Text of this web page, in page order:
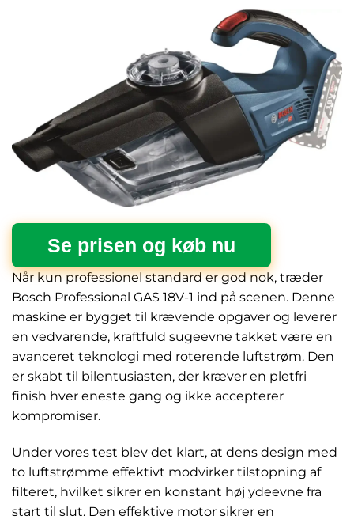
Se prisen og køb nu
Når kun professionel standard er god nok, træder
Bosch Professional GAS 18V-1 ind på scenen. Denne
maskine er bygget til krævende opgaver og leverer
en vedvarende, kraftfuld sugeevne takket være en
avanceret teknologi med roterende luftstrøm. Den
er skabt til bilentusiasten, der kræver en pletfri
finish hver eneste gang og ikke accepterer
kompromiser.
Under vores test blev det klart, at dens design med
to luftstrømme effektivt modvirker tilstopning af
filteret, hvilket sikrer en konstant høj ydeevne fra
start til slut. Den effektive motor sikrer en